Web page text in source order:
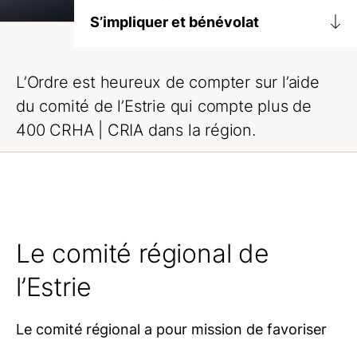
S’impliquer et bénévolat
Abitibi-Témiscamingue et Nord-du-
Québec
Mauricie
Capitale-Nationale et Chaudière-
L’Ordre est heureux de compter sur l’aide
du comité de l’Estrie qui compte plus de
400 CRHA | CRIA dans la région.
Le comité régional de
l’Estrie
Le comité régional a pour mission de favoriser